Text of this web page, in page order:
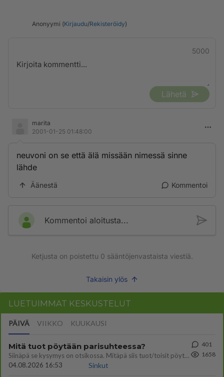
Anonyymi (Kirjaudu/Rekisteröidy)
5000
Lähetä
marita
2001-01-25 01:48:00
neuvoni on se että älä missään nimessä sinne
lähde
Äänestä Kommentoi
Kommentoi aloitusta...
Ketjusta on poistettu 0 sääntöjenvastaista viestiä.
Takaisin ylös
LUETUIMMAT KESKUSTELUT
PÄIVÄ VIIKKO KUUKAUSI
Mitä tuot pöytään parisuhteessa?
Siinäpä se kysymys on otsikossa. Mitäpä siis tuot/toisit pöytään parisuhteessa? Oletko mies vai nainen? Koetko sen mitä
04.08.2026 16:53
Sinkut
401
1658